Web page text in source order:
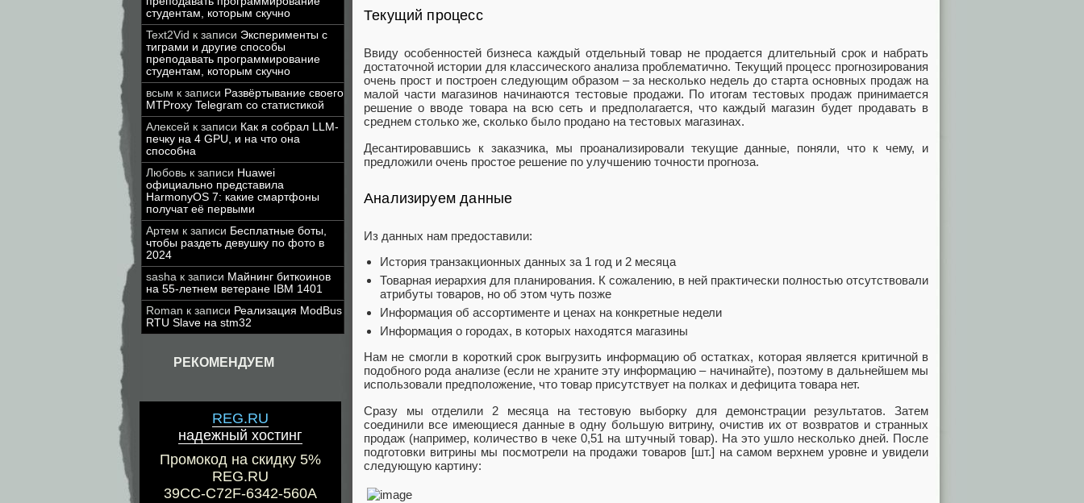
студентам, которым скучно
Text2Vid к записи Эксперименты с
тиграми и другие способы
преподавать программирование
студентам, которым скучно
всым к записи Развёртывание своего
MTProxy Telegram со статистикой
Алексей к записи Как я собрал LLM-
печку на 4 GPU, и на что она
способна
Любовь к записи Huawei
официально представила
HarmonyOS 7: какие смартфоны
получат её первыми
Артем к записи Бесплатные боты,
чтобы раздеть девушку по фото в
2024
sasha к записи Майнинг биткоинов
на 55-летнем ветеране IBM 1401
Roman к записи Реализация ModBus
RTU Slave на stm32
РЕКОМЕНДУЕМ
REG.RU
надежный хостинг
Промокод на скидку 5%
REG.RU
39CC-C72F-6342-560A
Текущий процесс
Ввиду особенностей бизнеса каждый отдельный товар не продается длительный срок и набрать
достаточной истории для классического анализа проблематично. Текущий процесс прогнозирования
очень прост и построен следующим образом – за несколько недель до старта основных продаж на
малой части магазинов начинаются тестовые продажи. По итогам тестовых продаж принимается
решение о вводе товара на всю сеть и предполагается, что каждый магазин будет продавать в
среднем столько же, сколько было продано на тестовых магазинах.
Десантировавшись к заказчика, мы проанализировали текущие данные, поняли, что к чему, и
предложили очень простое решение по улучшению точности прогноза.
Анализируем данные
Из данных нам предоставили:
История транзакционных данных за 1 год и 2 месяца
Товарная иерархия для планирования. К сожалению, в ней практически полностью отсутствовали
атрибуты товаров, но об этом чуть позже
Информация об ассортименте и ценах на конкретные недели
Информация о городах, в которых находятся магазины
Нам не смогли в короткий срок выгрузить информацию об остатках, которая является критичной в
подобного рода анализе (если не храните эту информацию – начинайте), поэтому в дальнейшем мы
использовали предположение, что товар присутствует на полках и дефицита товара нет.
Сразу мы отделили 2 месяца на тестовую выборку для демонстрации результатов. Затем
соединили все имеющиеся данные в одну большую витрину, очистив их от возвратов и странных
продаж (например, количество в чеке 0,51 на штучный товар). На это ушло несколько дней. После
подготовки витрины мы посмотрели на продажи товаров [шт.] на самом верхнем уровне и увидели
следующую картину: